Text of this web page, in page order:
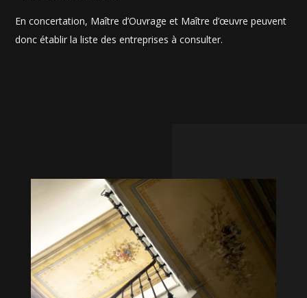
En concertation, Maître d’Ouvrage et Maître d’œuvre peuvent
donc établir la liste des entreprises à consulter.